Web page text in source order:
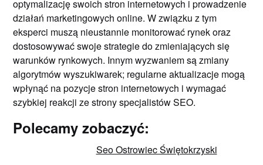
optymalizację swoich stron internetowych i prowadzenie
działań marketingowych online. W związku z tym
eksperci muszą nieustannie monitorować rynek oraz
dostosowywać swoje strategie do zmieniających się
warunków rynkowych. Innym wyzwaniem są zmiany
algorytmów wyszukiwarek; regularne aktualizacje mogą
wpłynąć na pozycje stron internetowych i wymagać
szybkiej reakcji ze strony specjalistów SEO.
Polecamy zobaczyć:
Seo Ostrowiec Świętokrzyski